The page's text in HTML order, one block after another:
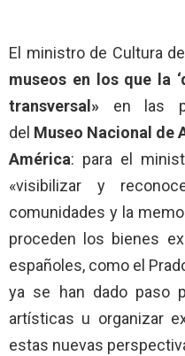
El ministro de Cultura
museos en los que la
transversal» en las
del Museo Nacional de
América: para el
«visibilizar y
comunidades y la
proceden los bienes
españoles, como el
ya se han dado paso
artísticas u organizar
estas nuevas